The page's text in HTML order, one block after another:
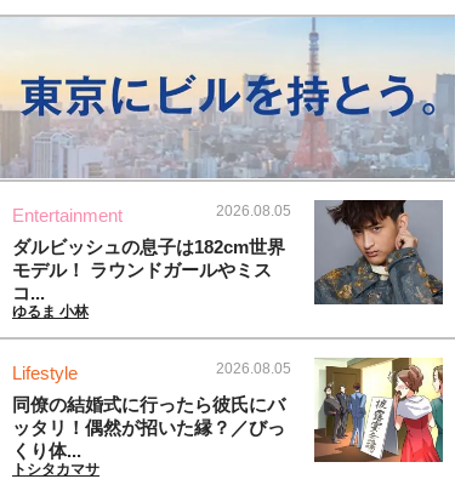
Entertainment 2026.08.05
ダルビッシュの息子は182cm世界
モデル！ ラウンドガールやミス
コ...
ゆるま 小林
Lifestyle 2026.08.05
同僚の結婚式に行ったら彼氏にバ
ッタリ！偶然が招いた縁？／びっ
くり体...
トシタカマサ